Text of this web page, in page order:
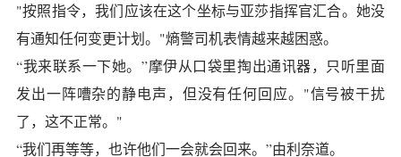
"按照指令，我们应该在这个坐标与亚莎指挥官汇合。她没
有通知任何变更计划。"熵警司机表情越来越困惑。
“我来联系一下她。”摩伊从口袋里掏出通讯器，只听里面
发出一阵嘈杂的静电声，但没有任何回应。"信号被干扰
了，这不正常。"
“我们再等等，也许他们一会就会回来。”由利奈道。